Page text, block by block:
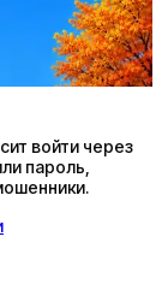
войти через
пароль,